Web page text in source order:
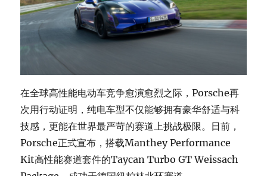
在全球高性能电动车竞争愈演愈烈之际，Porsche再
次用行动证明，纯电车型不仅能够拥有豪华舒适与科
技感，更能在世界最严苛的赛道上挑战极限。日前，
Porsche正式宣布，搭载Manthey Performance
Kit高性能赛道套件的Taycan Turbo GT Weissach